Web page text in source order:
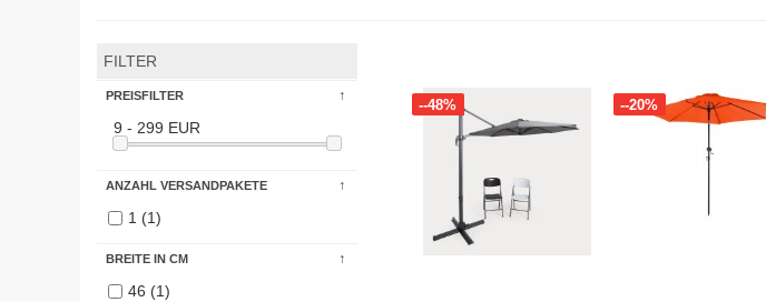
FILTER
PREISFILTER
9 - 299 EUR
ANZAHL VERSANDPAKETE
1 (1)
BREITE IN CM
46 (1)
--48% --20%